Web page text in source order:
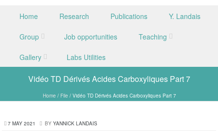
Skip to content
Home Research Publications Y. Landais
Group Job opportunities Teaching
Gallery Labs Utilities
Vidéo TD Dérivés Acides Carboxyliques Part 7
Home / File / Vidéo TD Dérivés Acides Carboxyliques Part 7
7 MAY 2021 BY YANNICK LANDAIS